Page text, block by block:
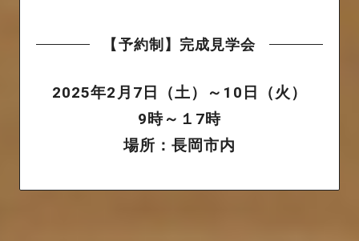
【予約制】完成見学会
2025年2月7日（土）～10日（火）
9時～１7時
場所：長岡市内